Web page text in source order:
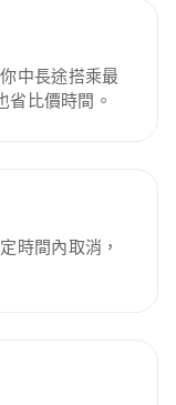
中長途搭乘最
省比價時間。
時間內取消，